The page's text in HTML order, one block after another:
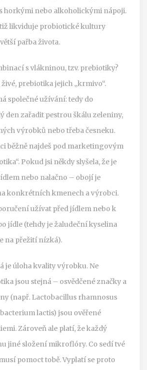
horkými nebo alkoholickými nápoji.
likviduje probiotické kultury
pařba života.
s vlákninou, tzv. prebiotiky?
prebiotika jejich „krmivo“.
společné užívání: tedy do
den zařadit pestrou škálu zeleniny,
výrobků nebo třeba česneku.
běžně najdeš pod marketingovým
Pokud jsi někdy slyšela, že je
nebo nalačno – obojí je
konkrétních kmenech a výrobci.
užívat před jídlem nebo k
jídle (tehdy je žaludeční kyselina
na přežití nízká).
je úloha kvality výrobku. Ne
jsou stejná – osvědčené značky a
(např. Lactobacillus rhamnosus
lactis) jsou ověřené
Zároveň ale platí, že každý
jiné složení mikroflóry. Co sedí tvé
pomoct tobě. Vyplatí se proto